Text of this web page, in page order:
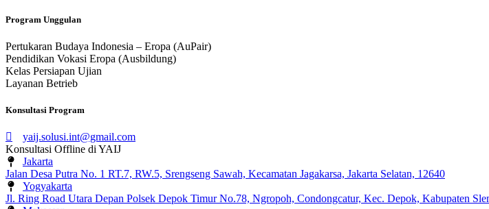
Program Unggulan
Pertukaran Budaya Indonesia – Eropa (AuPair)
Pendidikan Vokasi Eropa (Ausbildung)
Kelas Persiapan Ujian
Layanan Betrieb
Konsultasi Program
yaij.solusi.int@gmail.com
Konsultasi Offline di YAIJ
Jakarta
Jalan Desa Putra No. 1 RT.7, RW.5, Srengseng Sawah, Kecamatan Jagakarsa, Jakarta Selatan, 12640
Yogyakarta
Jl. Ring Road Utara Depan Polsek Depok Timur No.78, Ngropoh, Condongcatur, Kec. Depok, Kabupaten